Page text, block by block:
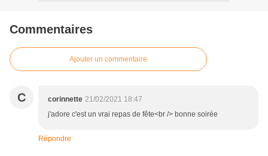
Commentaires
Ajouter un commentaire
C corinnette 21/02/2021 18:47
j'adore c'est un vrai repas de fête<br /> bonne soirée
Répondre